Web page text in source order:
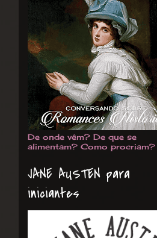
De onde vêm? De que se
alimentam? Como procriam?
JANE AUSTEN para
iniciantes